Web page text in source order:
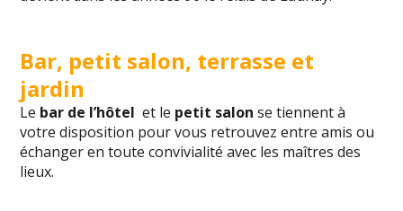
Bar, petit salon, terrasse et
jardin
Le bar de l’hôtel et le petit salonse tiennent à
votre disposition pour vous retrouvez entre amis ou
échanger en toute convivialité avec les maîtres des
lieux.